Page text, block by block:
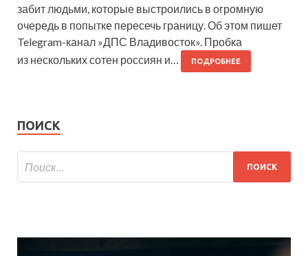
забит людьми, которые выстроились в огромную
очередь в попытке пересечь границу. Об этом пишет
Telegram-канал »ДПС Владивосток». Пробка
из нескольких сотен россиян и…
ПОДРОБНЕЕ
ПОИСК